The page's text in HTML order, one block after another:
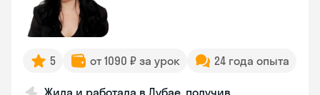
5 от 1090 ₽ за урок 24 года опыта
Жила и работала в Дубае, получив